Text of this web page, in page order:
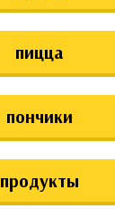
пицца
пончики
продукты